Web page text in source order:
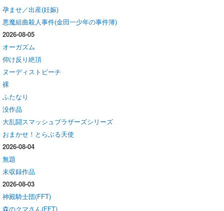
孕ませ／出産(妊娠)
悪魔組曲殺人事件(金田一少年の事件簿)
2026-08-05
オーガズム
仰け反り絶頂
ヌーディストビーチ
裸
ふたなり
没作品
大乱闘スマッシュブラザーズシリーズ
おまかせ！とらぶる天使
2026-08-04
無題
未収録作品
2026-08-03
神殿騎士団(FFT)
森のクマさん(FFT)